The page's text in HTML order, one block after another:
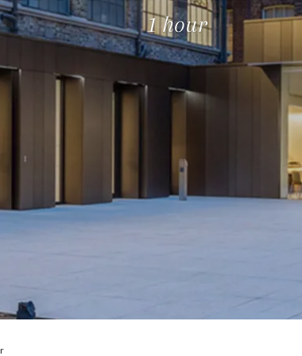
Reykjavik
Riga
San Francisco
1 hour